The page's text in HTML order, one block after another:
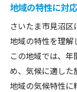
地域の特性に対
さいたま市見沼区
地域の特性を理解
この地域では、
め、気候に適した
地域の気候特性に